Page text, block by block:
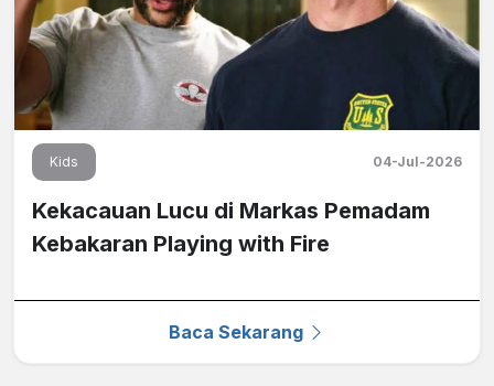
Kids 04-Jul-2026
Kekacauan Lucu di Markas Pemadam
Kebakaran Playing with Fire
Baca Sekarang